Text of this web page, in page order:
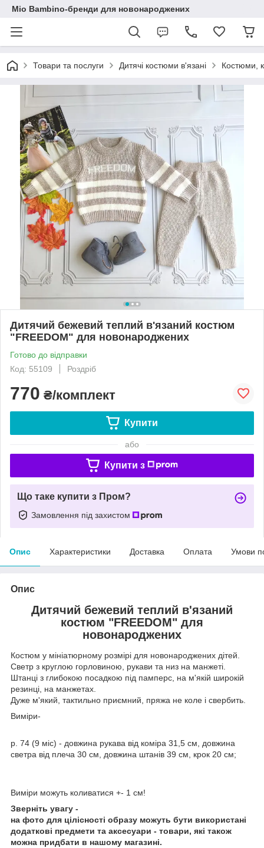
Mio Bambino-бренди для новонароджених
Товари та послуги Дитячі костюми в'язані Костюми,
Дитячий бежевий теплий в'язаний костюм
"FREEDOM" для новонароджених
Готово до відправки
Код: 55109
Роздріб
770 ₴/комплект
Купити
або
Купити з
Що таке купити з Пром?
Замовлення під захистом
Опис Характеристики Доставка Оплата Умови
Опис
Дитячий бежевий теплий в'язаний
костюм "FREEDOM" для
новонароджених
Костюм у мініатюрному розмірі для новонароджених дітей.
Светр з круглою горловиною, рукави та низ на манжеті.
Штанці з глибокою посадкою під памперс, на м'якій широкій
резинці, на манжетах.
Дуже м'який, тактильно приємний, пряжа не коле і свербить.
Виміри-
р. 74 (9 міс) - довжина рукава від коміра 31,5 см, довжина
светра від плеча 30 см, довжина штанів 39 см, крок 20 см;
Виміри можуть коливатися +- 1 см!
Зверніть увагу -
на фото для цілісності образу можуть бути використані
додаткові предмети та аксесуари - товари, які також
можна придбати в нашому магазині.